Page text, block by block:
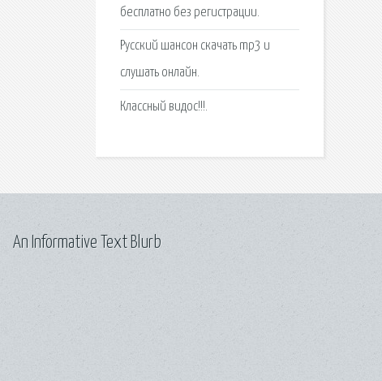
бесплатно без регистрации.
Русский шансон скачать mp3 и
слушать онлайн.
Классный видос!!!.
An Informative Text Blurb